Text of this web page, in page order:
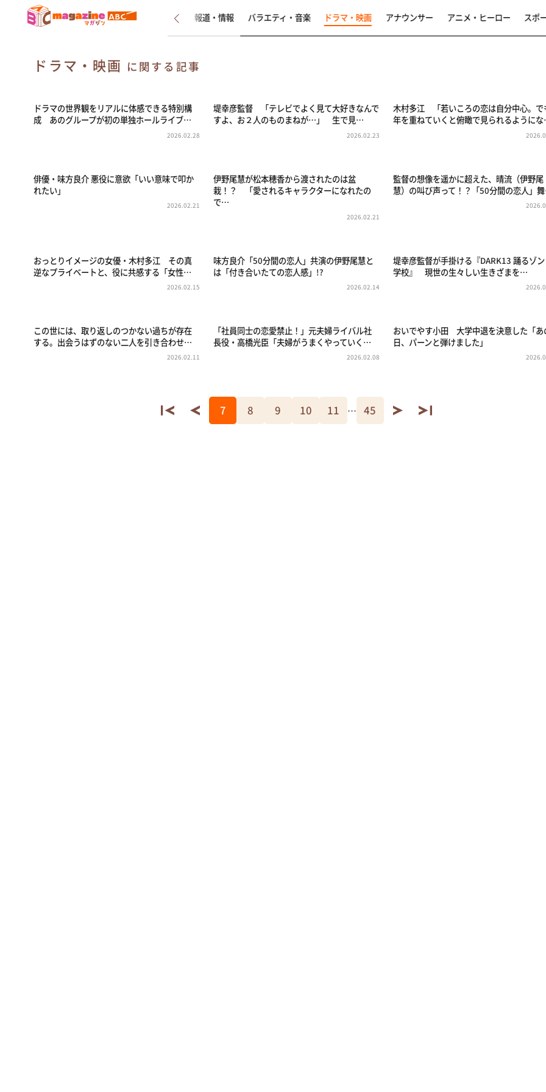
新着 インタビュー 報道・情報 バラエティ・音楽 ドラマ・映画 アナウンサー アニメ・ヒーロー スポ
ドラマ・映画 に関する記事
ドラマの世界観をリアルに体感できる特別構
成 あのグループが初の単独ホールライブ…
2026.02.28
堤幸彦監督 「テレビでよく見て大好きなんで
すよ、お２人のものまねが…」 生で見…
2026.02.23
木村多江 「若いころの恋は自分中心。で
年を重ねていくと俯瞰で見られるように
俳優・味方良介 悪役に意欲「いい意味で叩か
れたい」
2026.02.21
伊野尾慧が松本穂香から渡されたのは盆
栽！？ 「愛されるキャラクターになれたの
で…
2026.02.21
監督の想像を遥かに超えた、晴流（伊野尾
慧）の叫び声って！？「50分間の恋人」
おっとりイメージの女優・木村多江 その真
逆なプライベートと、役に共感する「女性…
2026.02.15
味方良介「50分間の恋人」共演の伊野尾慧と
は「付き合いたての恋人感」!?
2026.02.14
堤幸彦監督が手掛ける『DARK13 踊るゾ
学校』 現世の生々しい生きざまを…
この世には、取り返しのつかない過ちが存在
する。出会うはずのない二人を引き合わせ…
2026.02.11
「社員同士の恋愛禁止！」元夫婦ライバル社
長役・高橋光臣「夫婦がうまくやっていく…
2026.02.08
おいでやす小田 大学中退を決意した「あ
日、パーンと弾けました」
7 8 9 10 11 … 45